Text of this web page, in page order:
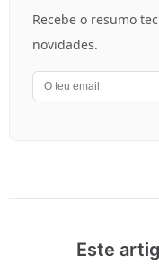
Recebe o resumo
novidades.
Este